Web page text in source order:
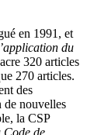
en 1991, et
du
320 articles
270 articles.
des
de nouvelles
la CSP
Code de